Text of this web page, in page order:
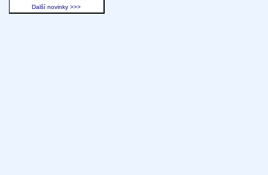
Další novinky >>>